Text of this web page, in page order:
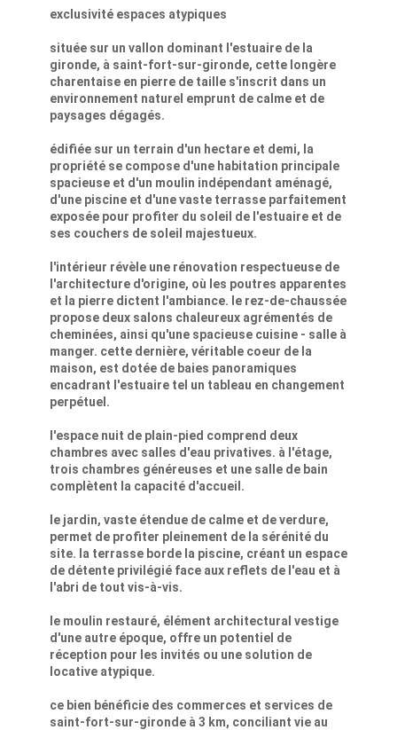
exclusivité espaces atypiques
située sur un vallon dominant l'estuaire de la
gironde, à saint-fort-sur-gironde, cette longère
charentaise en pierre de taille s'inscrit dans un
environnement naturel emprunt de calme et de
paysages dégagés.
édifiée sur un terrain d'un hectare et demi, la
propriété se compose d'une habitation principale
spacieuse et d'un moulin indépendant aménagé,
d'une piscine et d'une vaste terrasse parfaitement
exposée pour profiter du soleil de l'estuaire et de
ses couchers de soleil majestueux.
l'intérieur révèle une rénovation respectueuse de
l'architecture d'origine, où les poutres apparentes
et la pierre dictent l'ambiance. le rez-de-chaussée
propose deux salons chaleureux agrémentés de
cheminées, ainsi qu'une spacieuse cuisine - salle à
manger. cette dernière, véritable coeur de la
maison, est dotée de baies panoramiques
encadrant l'estuaire tel un tableau en changement
perpétuel.
l'espace nuit de plain-pied comprend deux
chambres avec salles d'eau privatives. à l'étage,
trois chambres généreuses et une salle de bain
complètent la capacité d'accueil.
le jardin, vaste étendue de calme et de verdure,
permet de profiter pleinement de la sérénité du
site. la terrasse borde la piscine, créant un espace
de détente privilégié face aux reflets de l'eau et à
l'abri de tout vis-à-vis.
le moulin restauré, élément architectural vestige
d'une autre époque, offre un potentiel de
réception pour les invités ou une solution de
locative atypique.
ce bien bénéficie des commerces et services de
saint-fort-sur-gironde à 3 km, conciliant vie au